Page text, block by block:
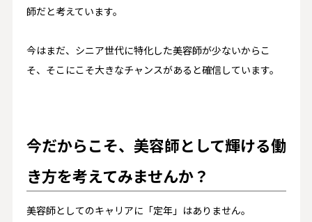
師だと考えています。
今はまだ、シニア世代に特化した美容師が少ないからこ
そ、そこにこそ大きなチャンスがあると確信しています。
今だからこそ、美容師として輝ける働
き方を考えてみませんか？
美容師としてのキャリアに「定年」はありません。